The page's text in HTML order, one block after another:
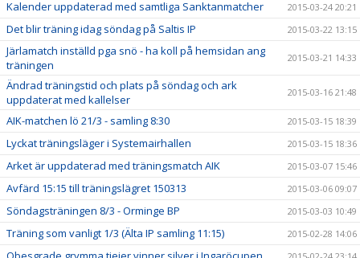
Kalender uppdaterad med samtliga Sanktanmatcher 2015-03-24 20:21
Det blir träning idag söndag på Saltis IP 2015-03-22 13:15
Järlamatch inställd pga snö - ha koll på hemsidan ang
träningen
2015-03-21 14:33
Ändrad träningstid och plats på söndag och ark
uppdaterat med kallelser
2015-03-16 21:48
AIK-matchen lö 21/3 - samling 8:30 2015-03-15 18:39
Lyckat träningsläger i Systemairhallen 2015-03-15 18:36
Arket är uppdaterad med träningsmatch AIK 2015-03-07 15:46
Avfärd 15:15 till träningslägret 150313 2015-03-06 09:07
Söndagsträningen 8/3 - Orminge BP 2015-03-03 10:49
Träning som vanligt 1/3 (Älta IP samling 11:15) 2015-02-28 14:06